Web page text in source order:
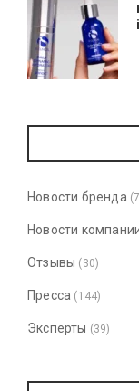
Новости бренда
Новости
Отзывы (30)
Пресса (144)
Эксперты (39)